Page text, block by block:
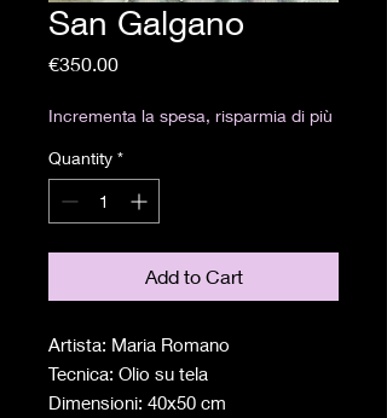
San Galgano
€350.00Price
Incrementa la spesa, risparmia di più
Quantity *
Add to Cart
Artista: Maria Romano
Tecnica: Olio su tela
Dimensioni: 40x50 cm